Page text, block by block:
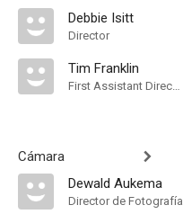
Debbie Isitt
Director
Tim Franklin
First Assistant Director
Cámara
Dewald Aukema
Director de Fotografía